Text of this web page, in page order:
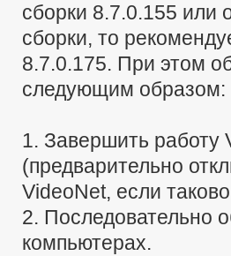
сборки 8.7.0.155 или
сборки, то
8.7.0.175. При этом
следующим образом:
1. Завершить работу
(предварительно
VideoNet, если
2. Последовательно
компьютерах.